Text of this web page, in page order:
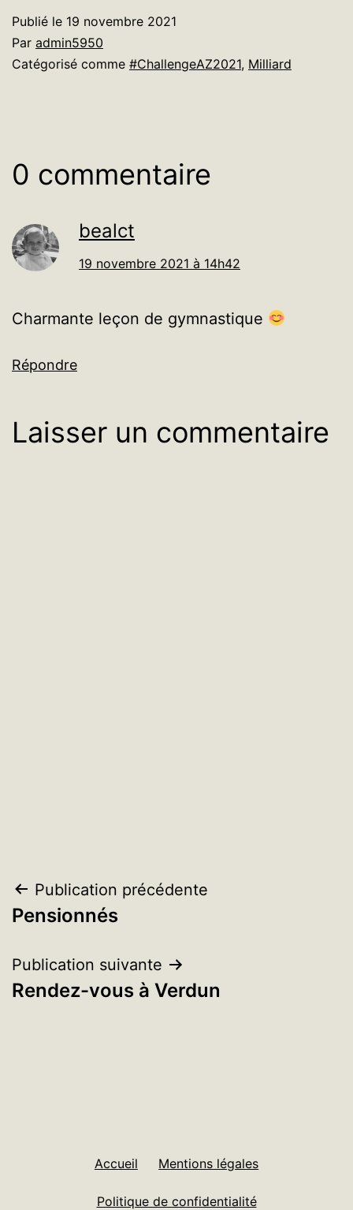
Publié le 19 novembre 2021
Par admin5950
Catégorisé comme #ChallengeAZ2021, Milliard
0 commentaire
bealct
19 novembre 2021 à 14h42
Charmante leçon de gymnastique
Répondre
Laisser un commentaire
Navigation
de
l’article
Publication précédente
Pensionnés
Publication suivante
Rendez-vous à Verdun
Accueil Mentions légales
Politique de confidentialité